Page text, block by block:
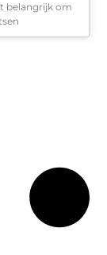
belangrijk om